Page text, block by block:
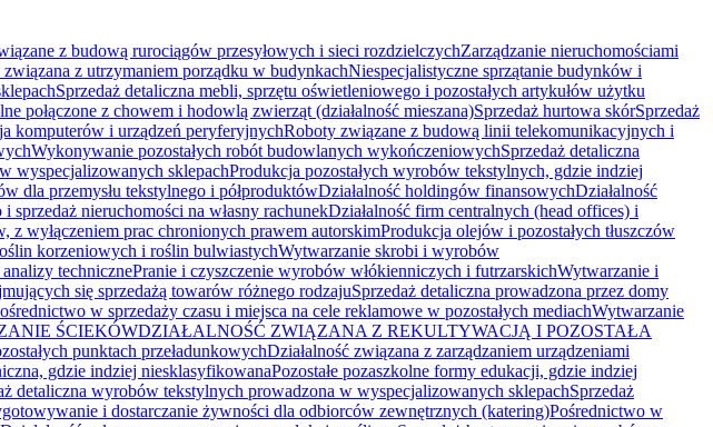
z budową rurociągów przesyłowych i sieci rozdzielczychZarządzanie nieruchomościami
związana z utrzymaniem porządku w budynkachNiespecjalistyczne sprzątanie budynków i
Sprzedaż detaliczna mebli, sprzętu oświetleniowego i pozostałych artykułów użytku
połączone z chowem i hodowlą zwierząt (działalność mieszana)Sprzedaż hurtowa skórSprzedaż
komputerów i urządzeń peryferyjnychRoboty związane z budową linii telekomunikacyjnych i
Wykonywanie pozostałych robót budowlanych wykończeniowychSprzedaż detaliczna
wyspecjalizowanych sklepachProdukcja pozostałych wyrobów tekstylnych, gdzie indziej
dla przemysłu tekstylnego i półproduktówDziałalność holdingów finansowychDziałalność
sprzedaż nieruchomości na własny rachunekDziałalność firm centralnych (head offices) i
z wyłączeniem prac chronionych prawem autorskimProdukcja olejów i pozostałych tłuszczów
korzeniowych i roślin bulwiastychWytwarzanie skrobi i wyrobów
analizy technicznePranie i czyszczenie wyrobów włókienniczych i futrzarskichWytwarzanie i
się sprzedażą towarów różnego rodzajuSprzedaż detaliczna prowadzona przez domy
w sprzedaży czasu i miejsca na cele reklamowe w pozostałych mediachWytwarzanie
ŚCIEKÓWDZIAŁALNOŚĆ ZWIĄZANA Z REKULTYWACJĄ I POZOSTAŁA
punktach przeładunkowychDziałalność związana z zarządzaniem urządzeniami
gdzie indziej niesklasyfikowanaPozostałe pozaszkolne formy edukacji, gdzie indziej
detaliczna wyrobów tekstylnych prowadzona w wyspecjalizowanych sklepachSprzedaż
i dostarczanie żywności dla odbiorców zewnętrznych (katering)Pośrednictwo w